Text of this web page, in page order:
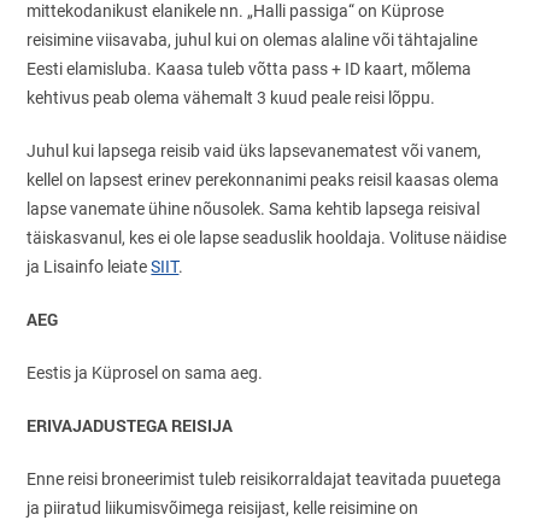
mittekodanikust elanikele nn. „Halli passiga“ on Küprose
reisimine viisavaba, juhul kui on olemas alaline või tähtajaline
Eesti elamisluba. Kaasa tuleb võtta pass + ID kaart, mõlema
kehtivus peab olema vähemalt 3 kuud peale reisi lõppu.
Juhul kui lapsega reisib vaid üks lapsevanematest või vanem,
kellel on lapsest erinev perekonnanimi peaks reisil kaasas olema
lapse vanemate ühine nõusolek. Sama kehtib lapsega reisival
täiskasvanul, kes ei ole lapse seaduslik hooldaja. Volituse näidise
ja Lisainfo leiateSIIT.
AEG
Eestis ja Küprosel on sama aeg.
ERIVAJADUSTEGA REISIJA
Enne reisi broneerimist tuleb reisikorraldajat teavitada puuetega
ja piiratud liikumisvõimega reisijast, kelle reisimine on